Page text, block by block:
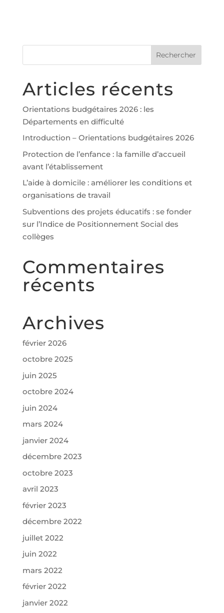
Articles récents
Orientations budgétaires 2026 : les
Départements en difficulté
Introduction – Orientations budgétaires 2026
Protection de l’enfance : la famille d’accueil
avant l’établissement
L’aide à domicile : améliorer les conditions et
organisations de travail
Subventions des projets éducatifs : se fonder
sur l’Indice de Positionnement Social des
collèges
Commentaires
récents
Archives
février 2026
octobre 2025
juin 2025
octobre 2024
juin 2024
mars 2024
janvier 2024
décembre 2023
octobre 2023
avril 2023
février 2023
décembre 2022
juillet 2022
juin 2022
mars 2022
février 2022
janvier 2022